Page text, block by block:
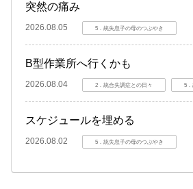
突然の痛み
2026.08.05 5．統失息子の母のつぶやき
B型作業所へ行くかも
2026.08.04 2．統合失調症との日々 5
スケジュールを埋める
2026.08.02 5．統失息子の母のつぶやき